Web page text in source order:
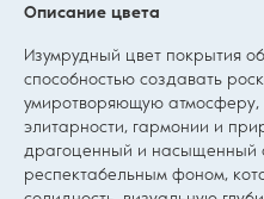
Описание цвета
Изумрудный цвет покрытия
способностью создавать
умиротворяющую
элитарности, гармонии и
драгоценный и насыщенный
респектабельным фоном,